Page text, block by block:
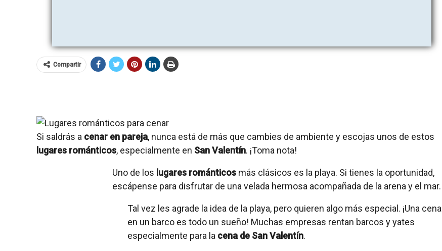
Compartir
Si saldrás a cenar en pareja, nunca está de más que cambies de ambiente y escojas unos de estos
lugares románticos, especialmente en San Valentín. ¡Toma nota!
Uno de los lugares románticos más clásicos es la playa. Si tienes la oportunidad,
escápense para disfrutar de una velada hermosa acompañada de la arena y el mar.
Tal vez les agrade la idea de la playa, pero quieren algo más especial. ¡Una cena
en un barco es todo un sueño! Muchas empresas rentan barcos y yates
especialmente para la cena de San Valentín.